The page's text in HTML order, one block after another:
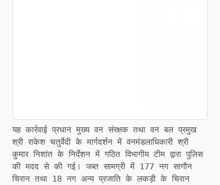
यह कार्रवाई प्रधान मुख्य वन संरक्षक तथा वन बल प्रमुख
श्री राकेश चतुर्वेदी के मार्गदर्शन में वनमंडलाधिकारी श्री
कुमार निशांत के निर्देशन में गठित विभागीय टीम द्वारा पुलिस
की मदद से की गई। जब्त सामग्री में 177 नग सागौन
चिरान तथा 18 नग अन्य प्रजाति के लकड़ी के चिरान